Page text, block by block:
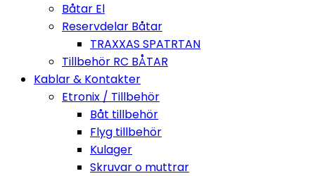
Båtar El
Reservdelar Båtar
TRAXXAS SPATRTAN
Tillbehör RC BÅTAR
Kablar & Kontakter
Etronix / Tillbehör
Båt tillbehör
Flyg tillbehör
Kulager
Skruvar o muttrar